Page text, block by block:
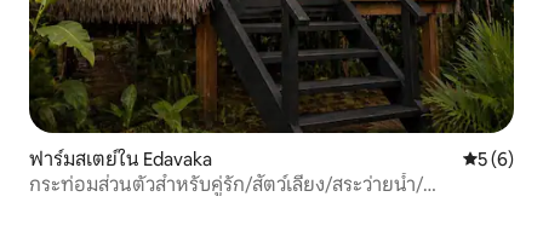
ฟาร์มสเตย์ใน Edavaka คะแนนเฉ
5 (6)
กระท่อมส่วนตัวสำหรับคู่รัก/สัตว์เลี้ยง/สระว่ายน้ำ/